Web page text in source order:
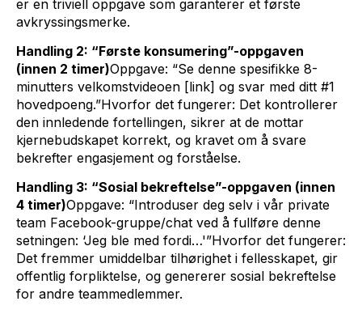
er en triviell oppgave som garanterer et første
avkryssingsmerke.
Handling 2: “Første konsumering”-oppgaven
(innen 2 timer)Oppgave: “Se denne spesifikke 8-
minutters velkomstvideoen [link] og svar med ditt #1
hovedpoeng.”Hvorfor det fungerer: Det kontrollerer
den innledende fortellingen, sikrer at de mottar
kjernebudskapet korrekt, og kravet om å svare
bekrefter engasjement og forståelse.
Handling 3: “Sosial bekreftelse”-oppgaven (innen
4 timer)Oppgave: “Introduser deg selv i vår private
team Facebook-gruppe/chat ved å fullføre denne
setningen: ‘Jeg ble med fordi…'”Hvorfor det fungerer:
Det fremmer umiddelbar tilhørighet i fellesskapet, gir
offentlig forpliktelse, og genererer sosial bekreftelse
for andre teammedlemmer.